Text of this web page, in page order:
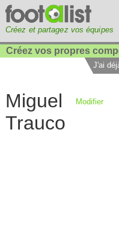
Créez et partagez vos équipes
Créez vos propres
J'ai
Miguel
Trauco
Modifier